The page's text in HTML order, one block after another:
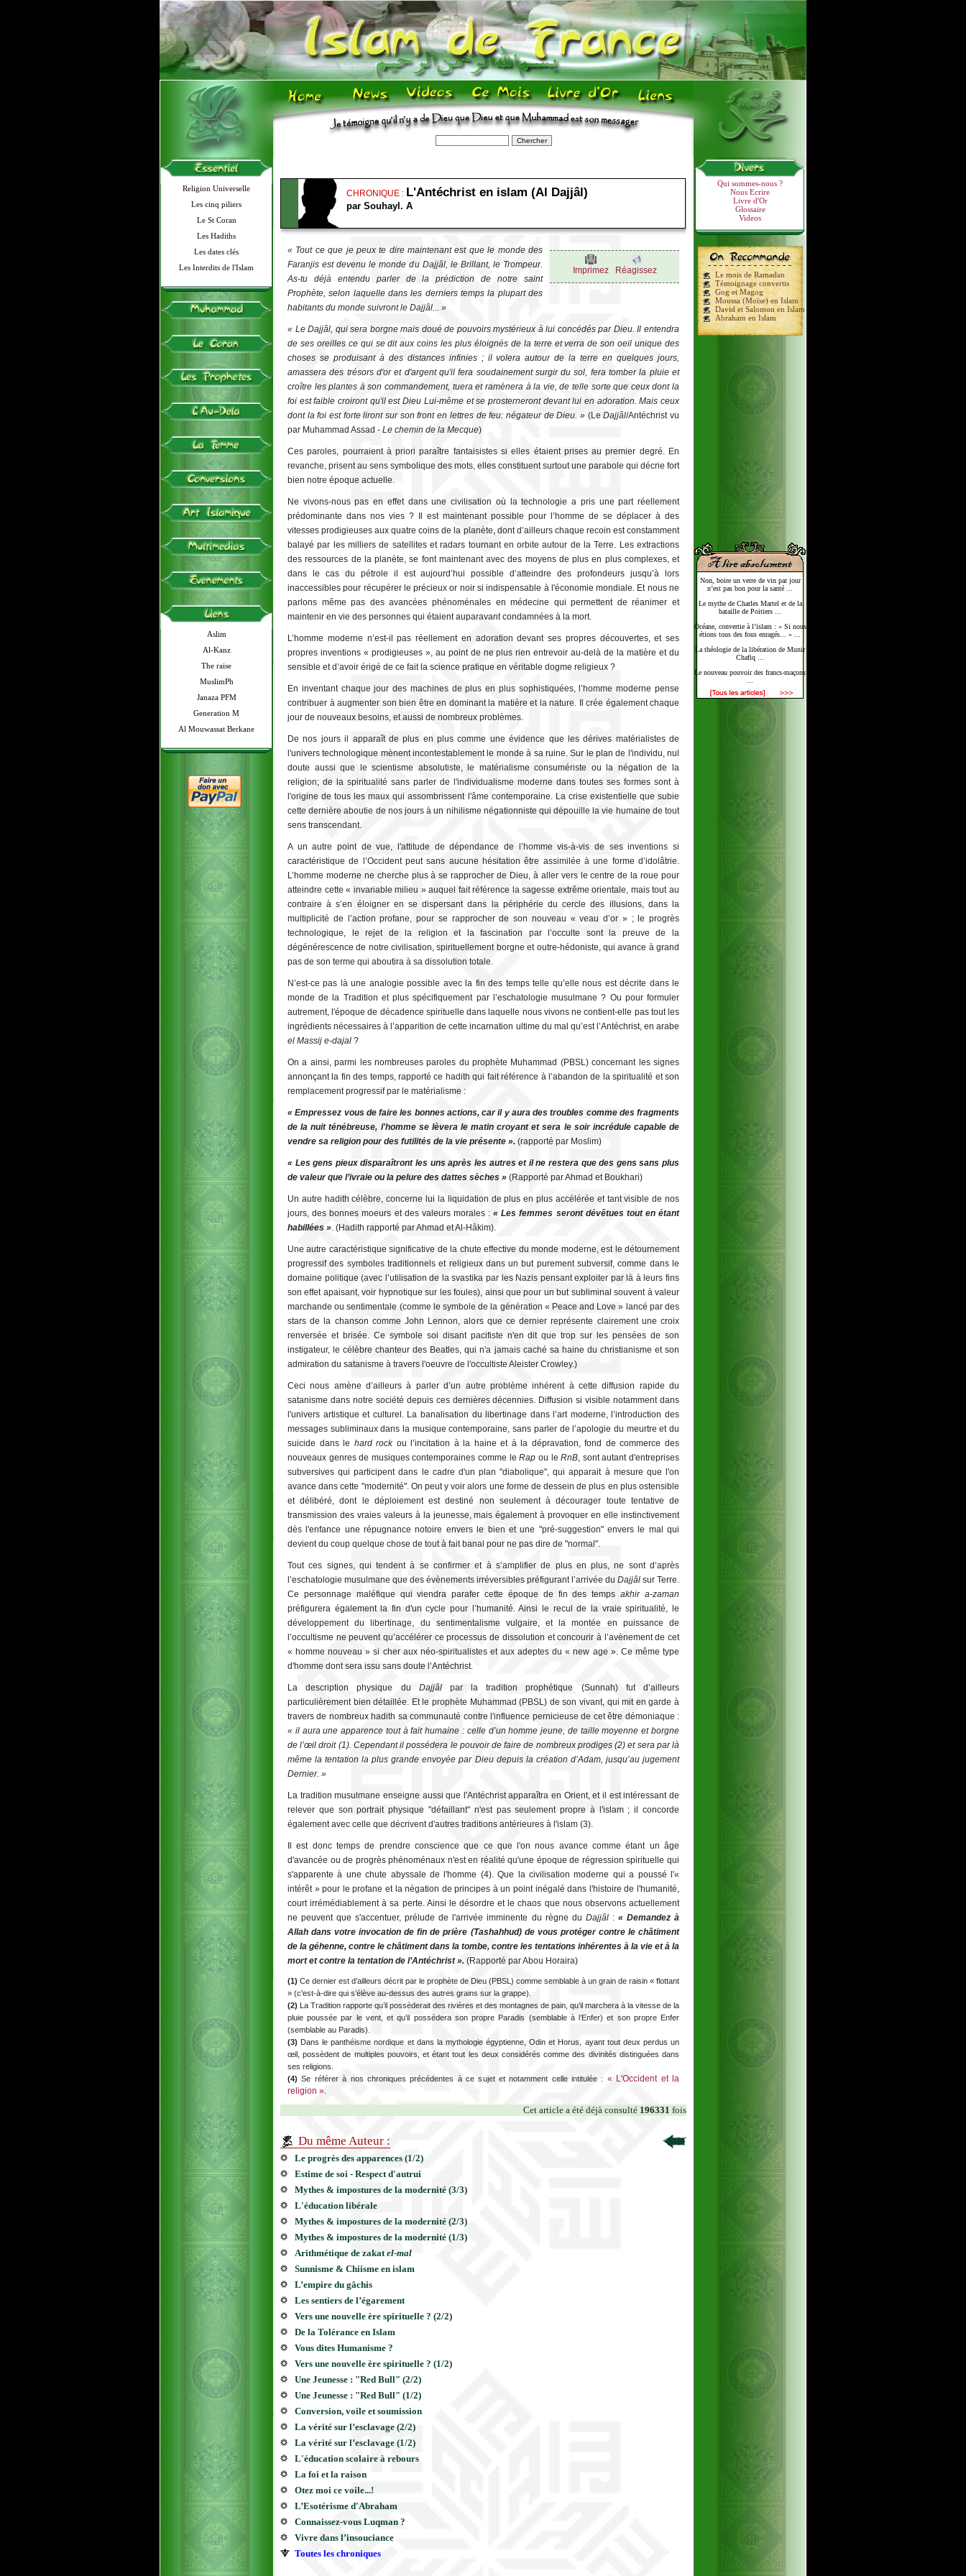
Religion Universelle
Les cinq piliers
Le St Coran
Les Hadiths
Les dates clés
Les Interdits de l'Islam
Aslim
Al-Kanz
The raise
MuslimPh
Janaza PFM
Generation M
Al Mouwassat Berkane
Qui sommes-nous ?
Nous Ecrire
Livre d'Or
Glossaire
Videos
Le mois de Ramadan
Témoignage convertis
Gog et Magog
Moussa (Moïse) en Islam
David et Salomon en Islam
Abraham en Islam
Non, boire un verre de vin par jour
n’est pas bon pour la santé ...
Le mythe de Charles Martel et de la
bataille de Poitiers ...
Océane, convertie à l’islam : « Si nous
étions tous des fous enragés... » ...
La théologie de la libération de Munir
Chafiq ...
Le nouveau pouvoir des francs-maçons
CHRONIQUE : L'Antéchrist en islam (Al Dajjâl)
par Souhayl. A
Imprimez Réagissez
« Tout ce que je peux te dire maintenant est que le monde des
Faranjis est devenu le monde du Dajjâl, le Brillant, le Trompeur.
As-tu déjà entendu parler de la prédiction de notre saint
Prophète, selon laquelle dans les derniers temps la plupart des
habitants du monde suivront le Dajjâl... »
« LeDajjâl, qui sera borgne mais doué de pouvoirs mystérieux à lui concédés par Dieu. Il entendra
de ses oreilles ce qui se dit aux coins les plus éloignés de la terre et verra de son oeil unique des
choses se produisant à des distances infinies ; il volera autour de la terre en quelques jours,
amassera des trésors d'or et d'argent qu'il fera soudainement surgir du sol, fera tomber la pluie et
croître les plantes à son commandement, tuera et ramènera à la vie, de telle sorte que ceux dont la
foi est faible croiront qu'il est Dieu Lui-même et se prosterneront devant lui en adoration. Mais ceux
dont la foi est forte liront sur son front en lettres de feu: négateur de Dieu. »(LeDajjâl/Antéchrist vu
par Muhammad Assad - Le chemin de la Mecque)
Ces paroles, pourraient à priori paraître fantaisistes si elles étaient prises au premier degré. En
revanche, prisent au sens symbolique des mots, elles constituent surtout une parabole qui décrie fort
bien notre époque actuelle.
Ne vivons-nous pas en effet dans une civilisation où la technologie a pris une part réellement
prédominante dans nos vies ? Il est maintenant possible pour l’homme de se déplacer à des
vitesses prodigieuses aux quatre coins de la planète, dont d’ailleurs chaque recoin est constamment
balayé par les milliers de satellites et radars tournant en orbite autour de la Terre. Les extractions
des ressources de la planète, se font maintenant avec des moyens de plus en plus complexes, et
dans le cas du pétrole il est aujourd’hui possible d’atteindre des profondeurs jusqu’à lors
inaccessibles pour récupérer le précieux or noir si indispensable à l'économie mondiale. Et nous ne
parlons même pas des avancées phénoménales en médecine qui permettent de réanimer et
maintenir en vie des personnes qui étaient auparavant condamnées à la mort.
L’homme moderne n’est-il pas réellement en adoration devant ses propres découvertes, et ses
propres inventions « prodigieuses », au point de ne plus rien entrevoir au-delà de la matière et du
sensible et d’avoir érigé de ce fait la science pratique en véritable dogme religieux ?
En inventant chaque jour des machines de plus en plus sophistiquées, l’homme moderne pense
contribuer à augmenter son bien être en dominant la matière et la nature. Il crée également chaque
jour de nouveaux besoins, et aussi de nombreux problèmes.
De nos jours il apparaît de plus en plus comme une évidence que les dérives matérialistes de
l'univers technologique mènent incontestablement le monde à sa ruine. Sur le plan de l'individu, nul
doute aussi que le scientisme absolutiste, le matérialisme consumériste ou la négation de la
religion; de la spiritualité sans parler de l'individualisme moderne dans toutes ses formes sont à
l'origine de tous les maux qui assombrissent l'âme contemporaine. La crise existentielle que subie
cette dernière aboutie de nos jours à un nihilisme négationniste qui dépouille la vie humaine de tout
sens transcendant.
A un autre point de vue, l'attitude de dépendance de l’homme vis-à-vis de ses inventions si
caractéristique de l’Occident peut sans aucune hésitation être assimilée à une forme d’idolâtrie.
L’homme moderne ne cherche plus à se rapprocher de Dieu, à aller vers le centre de la roue pour
atteindre cette « invariable milieu » auquel fait référence la sagesse extrême orientale, mais tout au
contraire à s’en éloigner en se dispersant dans la périphérie du cercle des illusions, dans la
multiplicité de l’action profane, pour se rapprocher de son nouveau « veau d’or » ; le progrès
technologique, le rejet de la religion et la fascination par l’occulte sont la preuve de la
dégénérescence de notre civilisation, spirituellement borgne et outre-hédoniste, qui avance à grand
pas de son terme qui aboutira à sa dissolution totale.
N’est-ce pas là une analogie possible avec la fin des temps telle qu’elle nous est décrite dans le
monde de la Tradition et plus spécifiquement par l’eschatologie musulmane ? Ou pour formuler
autrement, l'époque de décadence spirituelle dans laquelle nous vivons ne contient-elle pas tout les
ingrédients nécessaires à l’apparition de cette incarnation ultime du mal qu’est l’Antéchrist, en arabe
el Massij e-dajal ?
On a ainsi, parmi les nombreuses paroles du prophète Muhammad (PBSL) concernant les signes
annonçant la fin des temps, rapporté ce hadith qui fait référence à l’abandon de la spiritualité et son
remplacement progressif par le matérialisme :
« Empressez vous de faire les bonnes actions, car il y aura des troubles comme des fragments
de la nuit ténébreuse, l'homme se lèvera le matin croyant et sera le soir incrédule capable de
vendre sa religion pour des futilités de la vie présente ». (rapporté par Moslim)
« Les gens pieux disparaîtront les uns après les autres et il ne restera que des gens sans plus
de valeur que l’ivraie ou la pelure des dattes sèches » (Rapporté par Ahmad et Boukhari)
Un autre hadith célèbre, concerne lui la liquidation de plus en plus accélérée et tant visible de nos
jours, des bonnes moeurs et des valeurs morales :« Les femmes seront dévêtues tout en étant
habillées ». (Hadith rapporté par Ahmad et Al-Hâkim).
Une autre caractéristique significative de la chute effective du monde moderne, est le détournement
progressif des symboles traditionnels et religieux dans un but purement subversif, comme dans le
domaine politique (avec l’utilisation de la svastika par les Nazis pensant exploiter par là à leurs fins
son effet apaisant, voir hypnotique sur les foules), ainsi que pour un but subliminal souvent à valeur
marchande ou sentimentale (comme le symbole de la génération « Peace and Love » lancé par des
stars de la chanson comme John Lennon, alors que ce dernier représente clairement une croix
renversée et brisée. Ce symbole soi disant pacifiste n'en dit que trop sur les pensées de son
instigateur, le célèbre chanteur des Beatles, qui n'a jamais caché sa haine du christianisme et son
admiration du satanisme à travers l'oeuvre de l'occultiste Aleister Crowley.)
Ceci nous amène d’ailleurs à parler d’un autre problème inhérent à cette diffusion rapide du
satanisme dans notre société depuis ces dernières décennies. Diffusion si visible notamment dans
l'univers artistique et culturel. La banalisation du libertinage dans l’art moderne, l’introduction des
messages subliminaux dans la musique contemporaine, sans parler de l’apologie du meurtre et du
suicide dans le hard rockou l’incitation à la haine et à la dépravation, fond de commerce des
nouveaux genres de musiques contemporaines comme leRap ou leRnB, sont autant d'entreprises
subversives qui participent dans le cadre d'un plan "diabolique", qui apparait à mesure que l'on
avance dans cette "modernité". On peut y voir alors une forme de dessein de plus en plus ostensible
et délibéré, dont le déploiement est destiné non seulement à décourager toute tentative de
transmission des vraies valeurs à la jeunesse, mais également à provoquer en elle instinctivement
dès l'enfance une répugnance notoire envers le bien et une "pré-suggestion" envers le mal qui
devient du coup quelque chose de tout à fait banal pour ne pas dire de "normal".
Tout ces signes, qui tendent à se confirmer et à s’amplifier de plus en plus, ne sont d’après
l’eschatologie musulmane que des évènements irréversibles préfigurant l’arrivée du Dajjâl sur Terre.
Ce personnage maléfique qui viendra parafer cette époque de fin des tempsakhir a-zaman
préfigurera également la fin d'un cycle pour l’humanité. Ainsi le recul de la vraie spiritualité, le
développement du libertinage, du sentimentalisme vulgaire, et la montée en puissance de
l’occultisme ne peuvent qu’accélérer ce processus de dissolution et concourir à l’avènement de cet
« homme nouveau » si cher aux néo-spiritualistes et aux adeptes du « new age ». Ce même type
d'homme dont sera issu sans doute l’Antéchrist.
La description physique du Dajjâlpar la tradition prophétique (Sunnah) fut d’ailleurs
particulièrement bien détaillée. Et le prophète Muhammad (PBSL) de son vivant, qui mit en garde à
travers de nombreux hadith sa communauté contre l'influence pernicieuse de cet être démoniaque :
« il aura une apparence tout à fait humaine : celle d’un homme jeune, de taille moyenne et borgne
de l’œil droit (1). Cependant il possédera le pouvoir de faire de nombreux prodiges (2) et sera par là
même la tentation la plus grande envoyée par Dieu depuis la création d’Adam, jusqu’au jugement
Dernier. »
La tradition musulmane enseigne aussi que l'Antéchrist apparaîtra en Orient, et il est intéressant de
relever que son portrait physique "défaillant" n'est pas seulement propre à l'islam ; il concorde
également avec celle que décrivent d'autres traditions antérieures à l'islam (3).
Il est donc temps de prendre conscience que ce que l'on nous avance comme étant un âge
d'avancée ou de progrès phénoménaux n'est en réalité qu'une époque de régression spirituelle qui
s'apparente à une chute abyssale de l'homme (4). Que la civilisation moderne qui a poussé l'«
intérêt » pour le profane et la négation de principes à un point inégalé dans l'histoire de l'humanité,
court irrémédiablement à sa perte. Ainsi le désordre et le chaos que nous observons actuellement
ne peuvent que s'accentuer, prélude de l'arrivée imminente du règne du Dajjâl: « Demandez à
Allah dans votre invocation de fin de prière (Tashahhud) de vous protéger contre le châtiment
de la géhenne, contre le châtiment dans la tombe, contre les tentations inhérentes à la vie et à la
mort et contre la tentation de l’Antéchrist ». (Rapporté par Abou Horaira)
(1) Ce dernier est d’ailleurs décrit par le prophète de Dieu (PBSL) comme semblable à un grain de raisin « flottant
» (c'est-à-dire qui s’élève au-dessus des autres grains sur la grappe).
(2) La Tradition rapporte qu’il posséderait des rivières et des montagnes de pain, qu’il marchera à la vitesse de la
pluie poussée par le vent, et qu’il possédera son propre Paradis (semblable à l’Enfer) et son propre Enfer
(semblable au Paradis).
(3) Dans le panthéisme nordique et dans la mythologie égyptienne, Odin et Horus, ayant tout deux perdus un
œil, possèdent de multiples pouvoirs, et étant tout les deux considérés comme des divinités distinguées dans
ses religions.
(4) Se référer à nos chroniques précédentes à ce sujet et notamment celle intitulée : « L'Occident et la
religion »
Cet article a été déjà consulté 196331 fois
Du même Auteur :
Le progrès des apparences (1/2)
Estime de soi - Respect d'autrui
Mythes & impostures de la modernité (3/3)
L'éducation libérale
Mythes & impostures de la modernité (2/3)
Mythes & impostures de la modernité (1/3)
Arithmétique de zakatel-mal
Sunnisme & Chiisme en islam
L’empire du gâchis
Les sentiers de l’égarement
Vers une nouvelle ère spirituelle ? (2/2)
De la Tolérance en Islam
Vous dites Humanisme ?
Vers une nouvelle ère spirituelle ? (1/2)
Une Jeunesse : "Red Bull" (2/2)
Une Jeunesse : "Red Bull" (1/2)
Conversion, voile et soumission
La vérité sur l’esclavage (2/2)
La vérité sur l’esclavage (1/2)
L'éducation scolaire à rebours
La foi et la raison
Otez moi ce voile...!
L’Esotérisme d'Abraham
Connaissez-vous Luqman ?
Vivre dans l’insouciance
Toutes les chroniques